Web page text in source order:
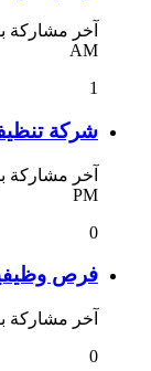
آخر مشاركة
AM
1
شركة تنظيف
آخر مشاركة
PM
0
فرص وظيفية
آخر مشاركة
0